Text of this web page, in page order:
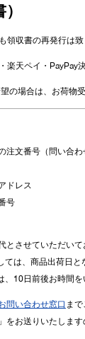
領収書の再発行は致
楽天ペイ・PayPay
の場合は、お荷物
注文番号（問い合わ
ドレス
号
させていただいて
は、商品出荷日と
10日前後お時間を
問い合わせ窓口 ま
をお送りいたしま